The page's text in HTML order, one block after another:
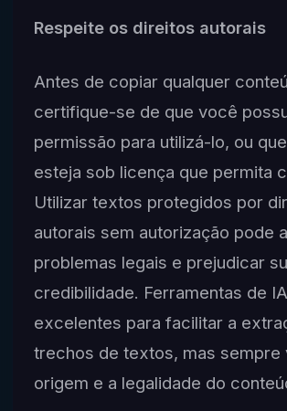
Respeite os direitos autorais
Antes de copiar qualquer
certifique-se de que você
permissão para utilizá-lo, ou
esteja sob licença que permita
Utilizar textos protegidos por
autorais sem autorização pode
problemas legais e prejudicar
credibilidade. Ferramentas de
excelentes para facilitar a
trechos de textos, mas sempre
origem e a legalidade do